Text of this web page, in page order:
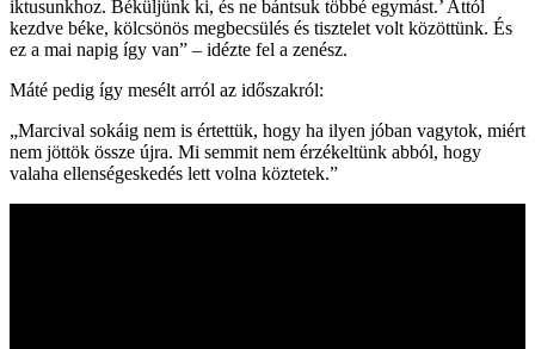
iktusunkhoz. Béküljünk ki, és ne bántsuk többé egymást.’ Attól
kezdve béke, kölcsönös megbecsülés és tisztelet volt közöttünk. És
ez a mai napig így van” – idézte fel a zenész.
Máté pedig így mesélt arról az időszakról:
„Marcival sokáig nem is értettük, hogy ha ilyen jóban vagytok, miért
nem jöttök össze újra. Mi semmit nem érzékeltünk abból, hogy
valaha ellenségeskedés lett volna köztetek.”